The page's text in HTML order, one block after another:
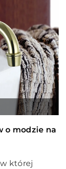
o modzie na
której